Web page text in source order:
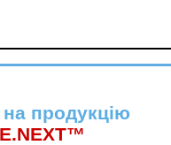
продукцію
E.NEXT™